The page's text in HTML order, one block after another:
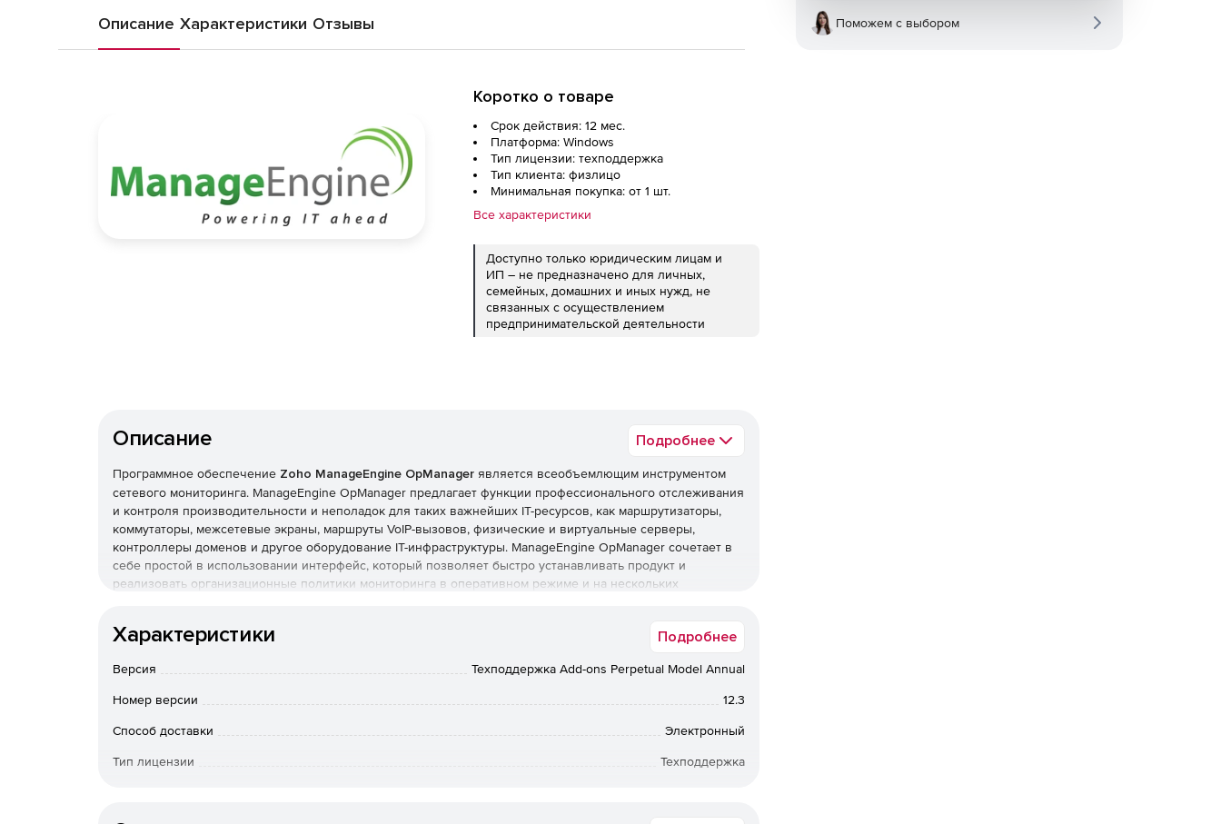
Описание Характеристики Отзывы
Коротко о товаре
Срок действия: 12 мес.
Платформа: Windows
Тип лицензии: техподдержка
Тип клиента: физлицо
Минимальная покупка: от 1 шт.
Все характеристики
Доступно только юридическим лицам и
ИП – не предназначено для личных,
семейных, домашних и иных нужд, не
связанных с осуществлением
предпринимательской деятельности
Описание Подробнее
Программное обеспечение Zoho ManageEngine OpManager является всеобъемлющим инструментом
сетевого мониторинга. ManageEngine OpManager предлагает функции профессионального отслеживания
и контроля производительности и неполадок для таких важнейших IT-ресурсов, как маршрутизаторы,
коммутаторы, межсетевые экраны, маршруты VoIP-вызовов, физические и виртуальные серверы,
контроллеры доменов и другое оборудование IT-инфраструктуры. ManageEngine OpManager сочетает в
себе простой в использовании интерфейс, который позволяет быстро устанавливать продукт и
реализовать организационные политики мониторинга в оперативном режиме и на нескольких
управление конфигурациями маршрутизаторов, коммутаторов, межсетевых экранов, WAN-
Гранулированное отображение данных о сетях Cisco.
Характеристики Подробнее
Версия Техподдержка Add-ons Perpetual Model Annual
Номер версии 12.3
Способ доставки Электронный
Тип лицензии Техподдержка
Поможем с выбором